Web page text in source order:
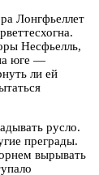
Лонгфьеллет
Несфьелль,
юге —
ли ей
русло.
преграды.
вырывать